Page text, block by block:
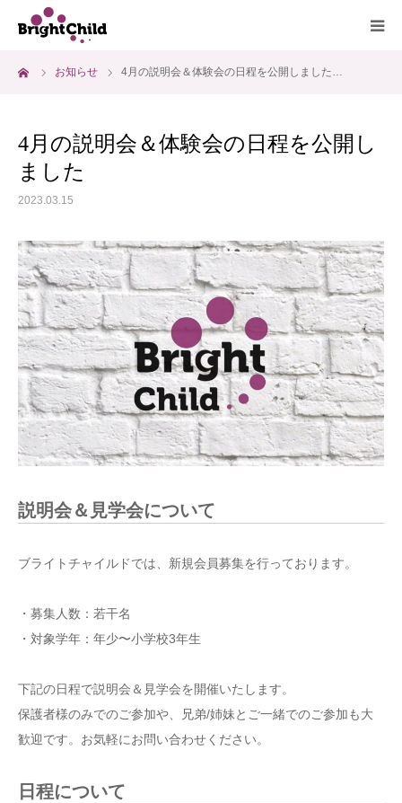
お知らせ 4月の説明会＆体験会の日程を公開しました…
4月の説明会＆体験会の日程を公開し
ました
2023.03.15
説明会＆見学会について
ブライトチャイルドでは、新規会員募集を行っております。
・募集人数：若干名
・対象学年：年少〜小学校3年生
下記の日程で説明会＆見学会を開催いたします。
保護者様のみでのご参加や、兄弟/姉妹とご一緒でのご参加も大
歓迎です。お気軽にお問い合わせください。
日程について
ホーム
プログラム
ご利用料金
よくあるご質問
アクセス